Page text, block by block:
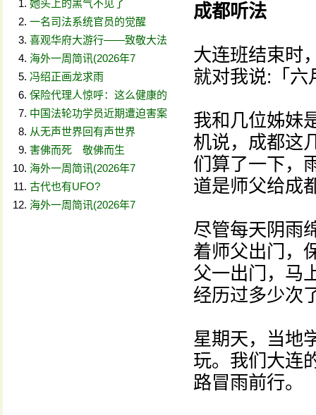
她头上的黑气不见了
一名司法系统官员的觉醒
喜观华府大游行——致敬大法
海外一周简讯(2026年7
冯绍正画龙求雨
保险代理人惊呼：这么健康的
中国法轮功学员近期遭迫害案
从无声世界回有声世界
害佛而死 敬佛而生
海外一周简讯(2026年7
古代也有UFO?
海外一周简讯(2026年7
成都听法
大连班结束时
就对我说:「六
我和几位姊妹
机说，成都这
们算了一下，
道是师父给成
尽管每天阴雨
着师父出门，
父一出门，马
经历过多少次
星期天，当地
玩。我们大连
路冒雨前行。